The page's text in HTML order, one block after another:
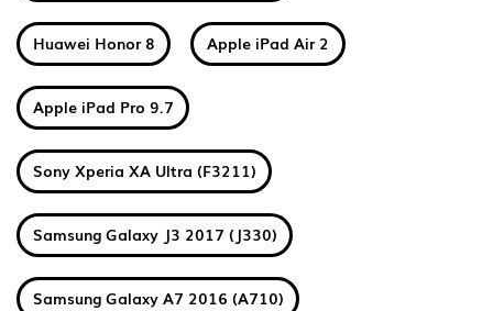
Huawei Honor 8 Apple iPad Air 2
Apple iPad Pro 9.7
Sony Xperia XA Ultra (F3211)
Samsung Galaxy J3 2017 (J330)
Samsung Galaxy A7 2016 (A710)